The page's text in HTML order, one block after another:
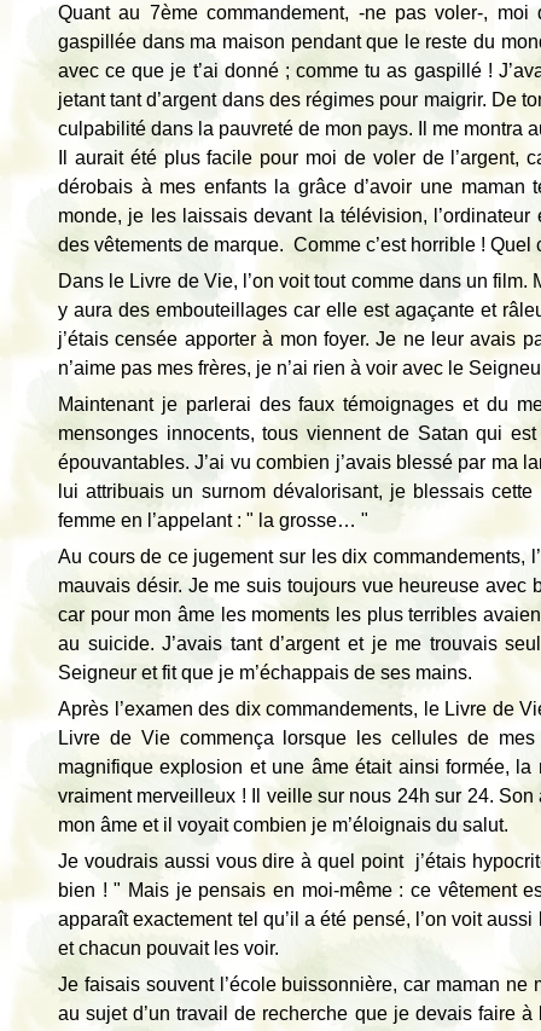
Quant au 7ème commandement, -ne pas voler-,
gaspillée dans ma maison pendant que le reste du
avec ce que je t’ai donné ; comme tu as gaspillé !
jetant tant d’argent dans des régimes pour maigrir. De
culpabilité dans la pauvreté de mon pays. Il me montra
Il aurait été plus facile pour moi de voler de l’argent,
dérobais à mes enfants la grâce d’avoir une maman
monde, je les laissais devant la télévision,
des vêtements de marque. Comme c’est horrible ! Quel
Dans le Livre de Vie, l’on voit tout comme dans un
y aura des embouteillages car elle est agaçante et
j’étais censée apporter à mon foyer. Je ne leur avais
n’aime pas mes frères, je n’ai rien à voir avec le
Maintenant je parlerai des faux témoignages et du
mensonges innocents, tous viennent de Satan qui
épouvantables. J’ai vu combien j’avais blessé par ma
lui attribuais un surnom dévalorisant, je blessais
femme en l’appelant : " la grosse… "
Au cours de ce jugement sur les dix commandements,
mauvais désir. Je me suis toujours vue heureuse avec
car pour mon âme les moments les plus terribles
au suicide. J’avais tant d’argent et je me trouvais
Seigneur et fit que je m’échappais de ses mains.
Après l’examen des dix commandements, le Livre de
Livre de Vie commença lorsque les cellules de
magnifique explosion et une âme était ainsi formée,
vraiment merveilleux ! Il veille sur nous 24h sur 24.
mon âme et il voyait combien je m’éloignais du salut.
Je voudrais aussi vous dire à quel point j’étais
bien ! " Mais je pensais en moi-même : ce vêtement
apparaît exactement tel qu’il a été pensé, l’on voit
et chacun pouvait les voir.
Je faisais souvent l’école buissonnière, car maman
au sujet d’un travail de recherche que je devais faire